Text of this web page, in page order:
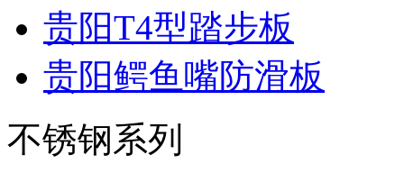
贵阳T4型踏步板
贵阳鳄鱼嘴防滑板
不锈钢系列